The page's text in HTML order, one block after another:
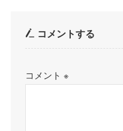
コメントする
コメント※